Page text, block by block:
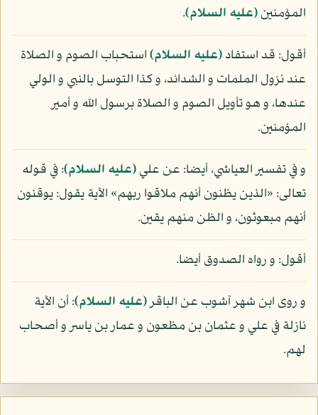
المؤمنين(عليه السلام).
أقول: قد استفاد(عليه السلام)استحباب الصوم و الصلاة
عند نزول الملمات و الشدائد، و كذا التوسل بالنبي و الولي
عندها، و هو تأويل الصوم و الصلاة برسول الله و أمير
المؤمنين.
و في تفسير العياشي، أيضا: عن علي(عليه السلام): في قوله
تعالى: «الذين يظنون أنهم ملاقوا ربهم» الآية يقول: يوقنون
أنهم مبعوثون، و الظن منهم يقين.
أقول: و رواه الصدوق أيضا.
و روى ابن شهر آشوب عن الباقر(عليه السلام): أن الآية
نازلة في علي و عثمان بن مظعون و عمار بن ياسر و أصحاب
لهم.